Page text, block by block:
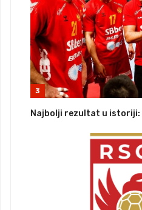
3
Najbolji rezultat u istoriji: